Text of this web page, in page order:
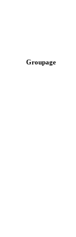
Groupage